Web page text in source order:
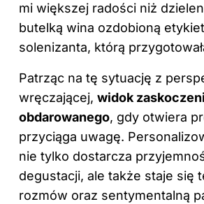
mi większej radości niż
butelką wina ozdobioną
solenizanta, którą
Patrząc na tę sytuację z
wręczającej, widok
obdarowanego, gdy otwiera
przyciąga uwagę.
nie tylko dostarcza
degustacji, ale także staje się
rozmów oraz sentymentalną